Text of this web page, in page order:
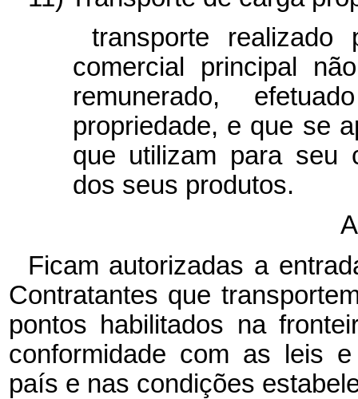
transporte realizado
comercial principal
remunerado,
propriedade, e que se
que utilizam para seu
dos seus produtos.
Ficam autorizadas a
Contratantes que
pontos habilitados na
conformidade com as leis
país e nas condições